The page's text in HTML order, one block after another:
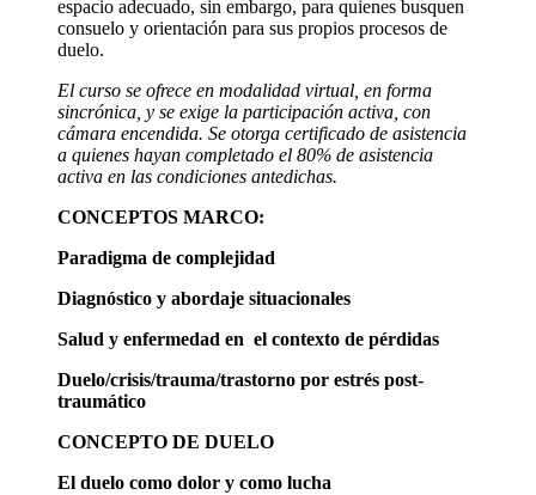
espacio adecuado, sin embargo, para quienes busquen
consuelo y orientación para sus propios procesos de
duelo.
El curso se ofrece en modalidad virtual, en forma
sincrónica, y se exige la participación activa, con
cámara encendida. Se otorga certificado de asistencia
a quienes hayan completado el 80% de asistencia
activa en las condiciones antedichas.
CONCEPTOS MARCO:
Paradigma de complejidad
Diagnóstico y abordaje situacionales
Salud y enfermedad en el contexto de pérdidas
Duelo/crisis/trauma/trastorno por estrés post-
traumático
CONCEPTO DE DUELO
El duelo como dolor y como lucha